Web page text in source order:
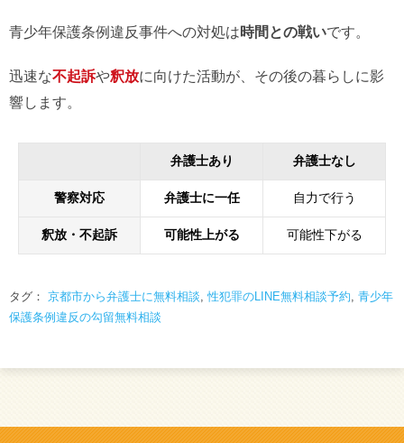
青少年保護条例違反事件への対処は時間との戦いです。
迅速な不起訴や釈放に向けた活動が、その後の暮らしに影
響します。
弁護士あり 弁護士なし
警察対応 弁護士に一任 自力で行う
釈放・不起訴 可能性上がる 可能性下がる
タグ： 京都市から弁護士に無料相談,性犯罪のLINE無料相談予約, 青少年
保護条例違反の勾留無料相談